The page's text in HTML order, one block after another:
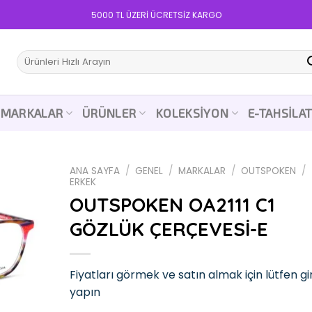
5000 TL ÜZERİ ÜCRETSİZ KARGO
Ara:
MARKALAR ÜRÜNLER KOLEKSIYON E-TAHSILAT
Add to
wishlist
ANA SAYFA / GENEL / MARKALAR / OUTSPOKEN /
ERKEK
OUTSPOKEN OA2111 C1
GÖZLÜK ÇERÇEVESİ-E
Fiyatları görmek ve satın almak için lütfen
yapın